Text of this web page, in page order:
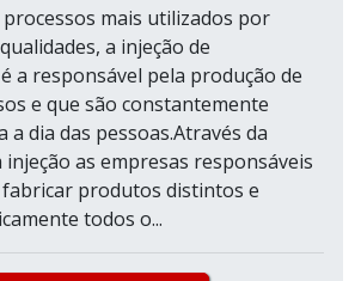
mais utilizados por
a injeção de
a responsável pela produção de
e que são constantemente
a dia das pessoas.Através da
as empresas responsáveis
fabricar produtos distintos e
todos o...